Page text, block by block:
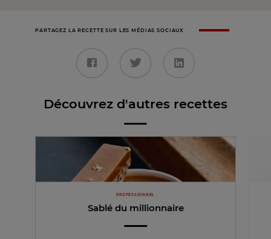
PARTAGEZ LA RECETTE SUR LES MÉDIAS SOCIAUX
Découvrez d'autres recettes
PROFESSIONNEL
Sablé du millionnaire